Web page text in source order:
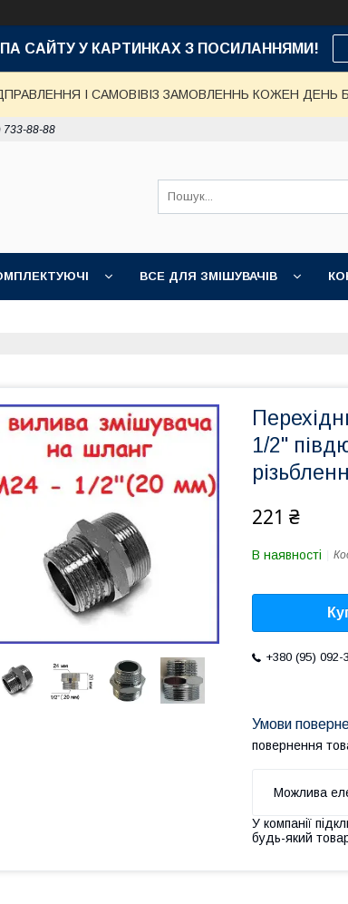
САЙТУ У КАРТИНКАХ З ПОСИЛАННЯМИ!
І САМОВІВІЗ ЗАМОВЛЕННЬ КОЖЕН ДЕНЬ
733-88-88
ВСЕ ДЛЯ ЗМІШУВАЧІВ
1/2"
221 ₴
В наявності
+380 (95) 092-
повернення
У компанії
будь-який